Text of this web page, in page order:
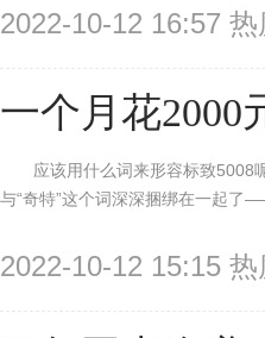
2022-10-12 16:57
一个月花2000
应该用什么词来形容标致5008
与“奇特”这个词深深捆绑在一起了
2022-10-12 15:15